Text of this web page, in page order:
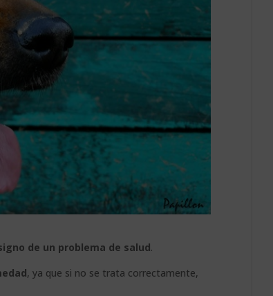
de un problema de salud.
, ya que si no se trata correctamente,